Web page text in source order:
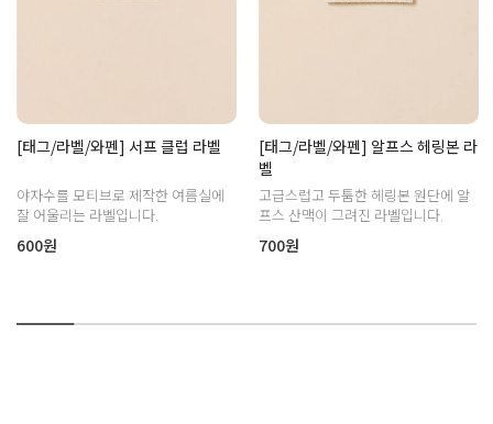
[태그/라벨/와펜] 서프 클럽 라벨
야자수를 모티브로 제작한 여름실에
잘 어울리는 라벨입니다.
600원
[태그/라벨/와펜] 알프스 헤링본 라
벨
고급스럽고 두툼한 헤링본 원단에 알
프스 산맥이 그려진 라벨입니다.
700원